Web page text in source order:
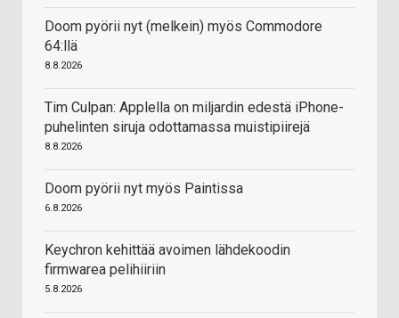
Doom pyörii nyt (melkein) myös Commodore
64:llä
8.8.2026
Tim Culpan: Applella on miljardin edestä iPhone-
puhelinten siruja odottamassa muistipiirejä
8.8.2026
Doom pyörii nyt myös Paintissa
6.8.2026
Keychron kehittää avoimen lähdekoodin
firmwarea pelihiiriin
5.8.2026